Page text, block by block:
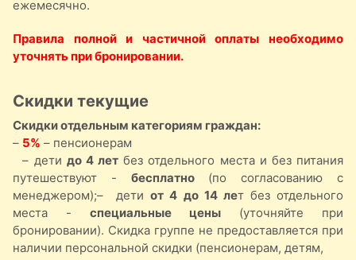
ежемесячно.
Правила полной и частичной оплаты необходимо
уточнять при бронировании.
Скидки текущие
Скидки отдельным категориям граждан:
– 5% – пенсионерам
– дети до 4 лет без отдельного места и без питания
путешествуют - бесплатно(по согласованию с
менеджером);– детиот 4 до 14 лет без отдельного
места - специальные цены (уточняйте при
бронировании). Скидка группе не предоставляется при
наличии персональной скидки (пенсионерам, детям,